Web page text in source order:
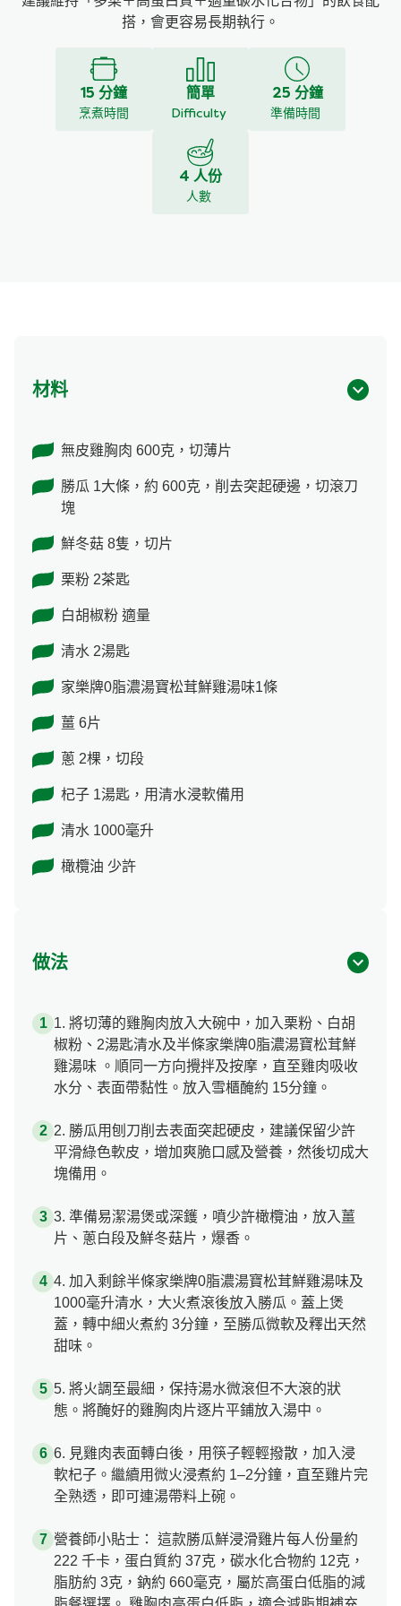
搭，會更容易長期執行。
15 分鐘
烹煮時間
簡單
Difficulty
25 分鐘
準備時間
4 人份
人數
材料
無皮雞胸肉 600克，切薄片
勝瓜 1大條，約 600克，削去突起硬邊，切滾刀
塊
鮮冬菇 8隻，切片
栗粉 2茶匙
白胡椒粉 適量
清水 2湯匙
家樂牌0脂濃湯寶松茸鮮雞湯味1條
薑 6片
蔥 2棵，切段
杞子 1湯匙，用清水浸軟備用
清水 1000毫升
橄欖油 少許
做法
1. 將切薄的雞胸肉放入大碗中，加入栗粉、白胡
椒粉、2湯匙清水及半條家樂牌0脂濃湯寶松茸鮮
雞湯味 。順同一方向攪拌及按摩，直至雞肉吸收
水分、表面帶黏性。放入雪櫃醃約 15分鐘。
2. 勝瓜用刨刀削去表面突起硬皮，建議保留少許
平滑綠色軟皮，增加爽脆口感及營養，然後切成大
塊備用。
3. 準備易潔湯煲或深鑊，噴少許橄欖油，放入薑
片、蔥白段及鮮冬菇片，爆香。
4. 加入剩餘半條家樂牌0脂濃湯寶松茸鮮雞湯味及
1000毫升清水，大火煮滾後放入勝瓜。蓋上煲
蓋，轉中細火煮約 3分鐘，至勝瓜微軟及釋出天然
甜味。
5. 將火調至最細，保持湯水微滾但不大滾的狀
態。將醃好的雞胸肉片逐片平鋪放入湯中。
6. 見雞肉表面轉白後，用筷子輕輕撥散，加入浸
軟杞子。繼續用微火浸煮約 1–2分鐘，直至雞片完
全熟透，即可連湯帶料上碗。
營養師小貼士： 這款勝瓜鮮浸滑雞片每人份量約
222 千卡，蛋白質約 37克，碳水化合物約 12克，
脂肪約 3克，鈉約 660毫克，屬於高蛋白低脂的減